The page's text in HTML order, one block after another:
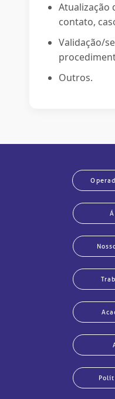
Atualização
contato,
Validação/
Outros.